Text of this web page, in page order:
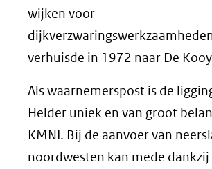
wijken voor
verhuisde in 1972 naar De
Als waarnemerspost is de
Helder uniek en van groot
KMNI. Bij de aanvoer van
noordwesten kan mede dankzij